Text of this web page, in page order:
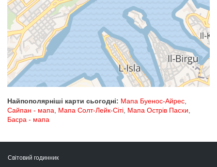
Найпополярніші карти сьогодні: Мапа Буенос-Айрес,
Сайпан - мапа, Мапа Солт-Лейк-Сіті, Мапа Острів Пасхи,
Басра - мапа
Світовий годинник